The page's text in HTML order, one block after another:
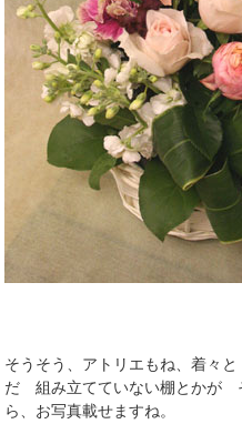
そうそう、アトリエもね、着々
だ 組み立てていない棚とかが
ら、お写真載せますね。